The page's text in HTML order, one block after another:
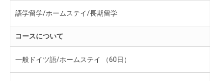
語学留学/ホームステイ/長期留学
コースについて
一般ドイツ語/ホームステイ （60日）